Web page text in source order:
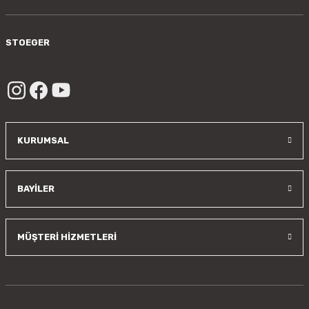
STOEGER
KURUMSAL
BAYİLER
MÜŞTERİ HİZMETLERİ